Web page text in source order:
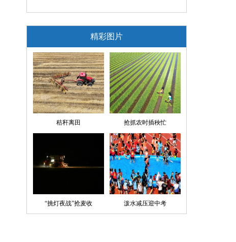
精彩图片
秸秆离田 抢抓农时插秧忙
“挑灯夜战”抢麦收 泼水减压迎中考